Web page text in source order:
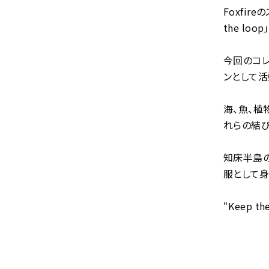
Foxfireの
the loop」
今回のコ
ンとして
海、魚、
れらの結
知床半島
服として
“Keep